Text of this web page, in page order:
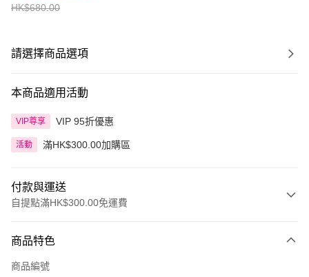
HK$680.00
請選擇商品選項
本商品適用活動
VIP尊享 VIP 95折優惠
活動 滿HK$300.00加購區
付款與運送
自提點滿HK$300.00免運費
信用卡
Apple Pay
商品特色
商品編號